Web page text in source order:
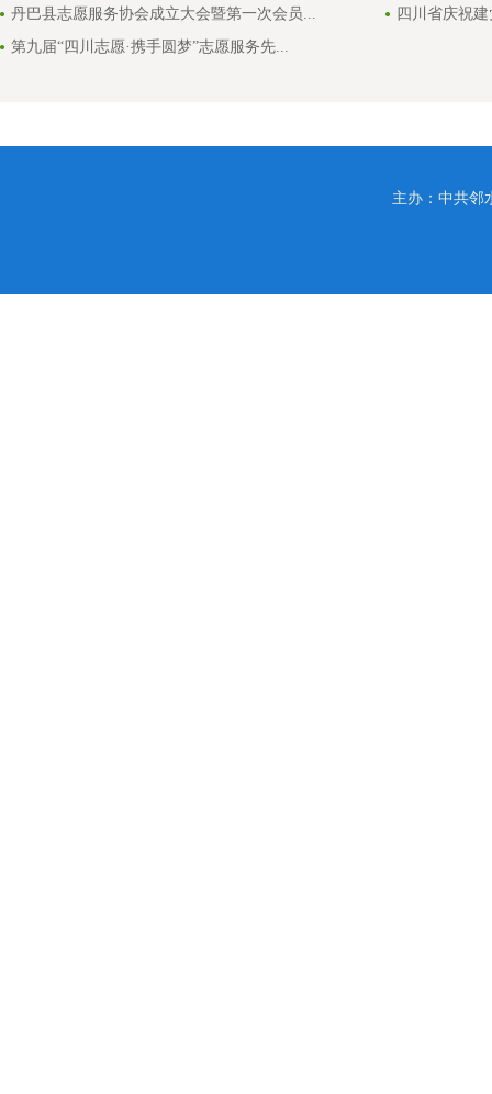
丹巴县志愿服务协会成立大会暨第一次会员...
四川省庆祝
第九届“四川志愿·携手圆梦”志愿服务先...
主办：中共